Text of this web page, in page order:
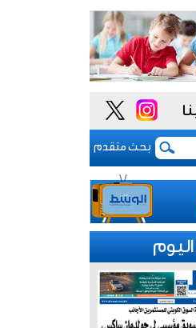
بحث متقدم
أدوات أكثر مرونة